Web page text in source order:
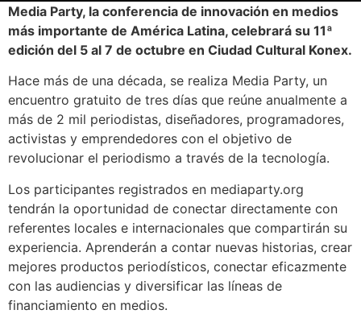
Media Party, la conferencia de innovación en medios
más importante de América Latina, celebrará su 11ª
edición del 5 al 7 de octubre en Ciudad Cultural Konex.
Hace más de una década, se realiza Media Party, un
encuentro gratuito de tres días que reúne anualmente a
más de 2 mil periodistas, diseñadores, programadores,
activistas y emprendedores con el objetivo de
revolucionar el periodismo a través de la tecnología.
Los participantes registrados en mediaparty.org
tendrán la oportunidad de conectar directamente con
referentes locales e internacionales que compartirán su
experiencia. Aprenderán a contar nuevas historias, crear
mejores productos periodísticos, conectar eficazmente
con las audiencias y diversificar las líneas de
financiamiento en medios.